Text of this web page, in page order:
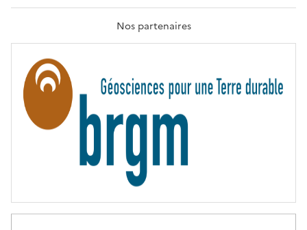
A
T
R
T
É
Nos partenaires